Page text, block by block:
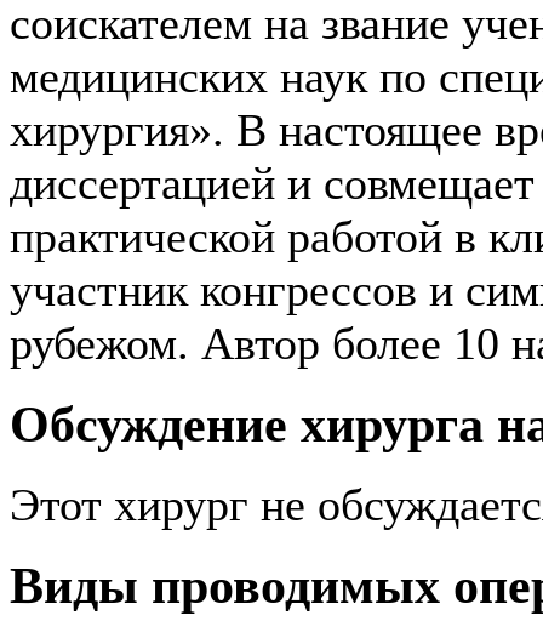
соискателем на звание
медицинских наук по
хирургия». В настоящее
диссертацией и
практической работой в
участник конгрессов и
рубежом. Автор более 10
Обсуждение хирурга
Этот хирург не
Виды проводимых